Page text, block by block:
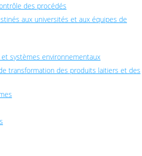
des procédés
aux universités et aux équipes de
systèmes environnementaux
transformation des produits laitiers et des